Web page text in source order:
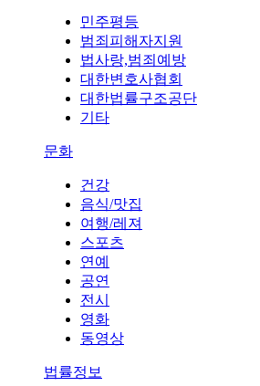
민주평등
범죄피해자지원
법사랑,범죄예방
대한변호사협회
대한법률구조공단
기타
문화
건강
음식/맛집
여행/레져
스포츠
연예
공연
전시
영화
동영상
법률정보